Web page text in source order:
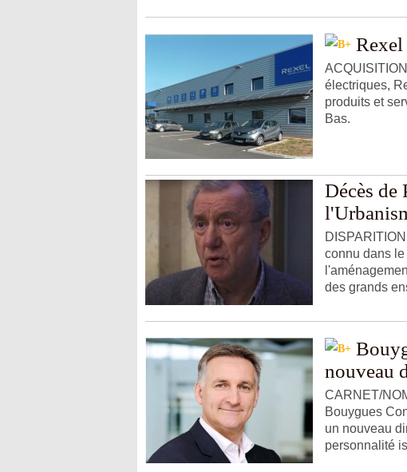
Rexel
électriques,
produits et
Bas.
Décès de
connu dans
des grands
nouveau
CARNET/
Bouygues
un nouveau
personnalité